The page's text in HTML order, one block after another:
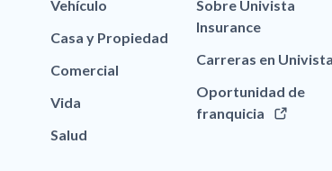
Vehículo
Casa y Propiedad
Comercial
Vida
Salud
Sobre Univista
Insurance
Carreras en Univista
Oportunidad de
franquicia